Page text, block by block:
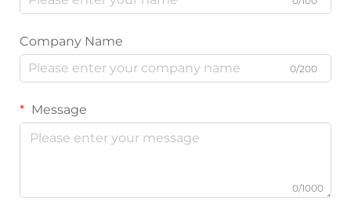
Company Name
0/200
Message
0/1000